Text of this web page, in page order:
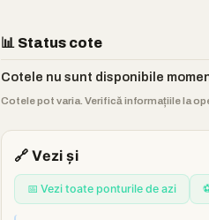
📊 Status cote
Cotele nu sunt disponibile
Cotele pot varia. Verifică informațiile la
🔗 Vezi și
📅 Vezi toate ponturile de azi